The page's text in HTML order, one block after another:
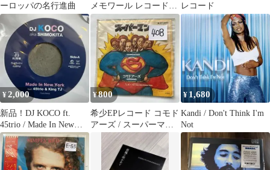
ーロッパの名行進曲
メモワール レコード
1983
レコード
¥2,000
新品！DJ KOCO ft.
45trio / Made In New
York
¥800
希少EPレコード コモド
アーズ / スーパーマン
THE ZOO アナログ盤
¥ 1,680
Kandi / Don't Think I'm
Not